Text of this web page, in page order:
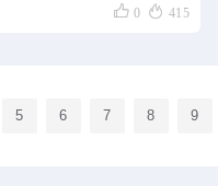
 0  415
5 6 7 8 9